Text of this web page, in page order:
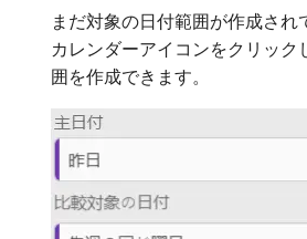
まだ対象の日付範囲が作成され
カレンダーアイコンをクリック
囲を作成できます。